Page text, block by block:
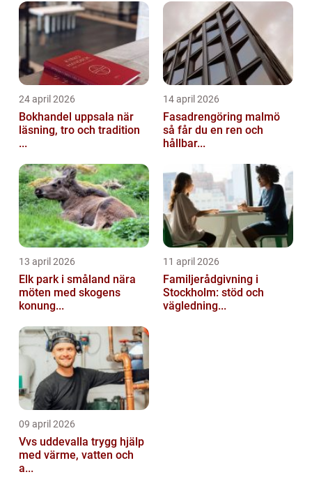
24 april 2026
Bokhandel uppsala när
läsning, tro och tradition
...
14 april 2026
Fasadrengöring malmö
så får du en ren och
hållbar...
13 april 2026
Elk park i småland nära
möten med skogens
konung...
11 april 2026
Familjerådgivning i
Stockholm: stöd och
vägledning...
09 april 2026
Vvs uddevalla trygg hjälp
med värme, vatten och
a...